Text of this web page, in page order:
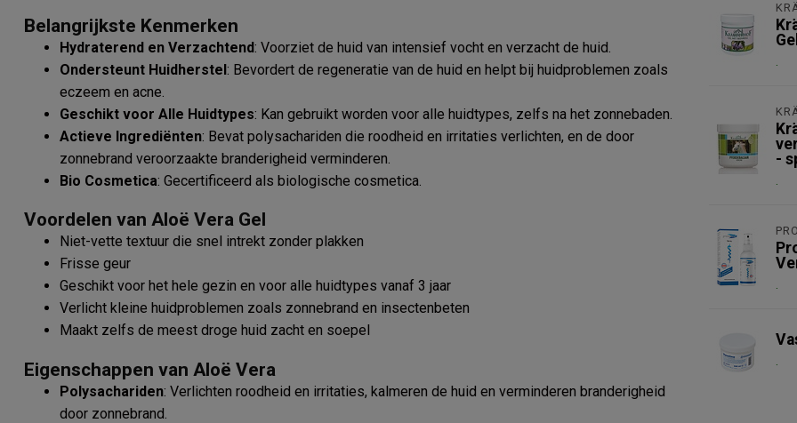
Belangrijkste Kenmerken
Hydraterend en Verzachtend: Voorziet de huid van intensief vocht en verzacht de huid.
Ondersteunt Huidherstel : Bevordert de regeneratie van de huid en helpt bij huidproblemen zoals
eczeem en acne.
Geschikt voor Alle Huidtypes: Kan gebruikt worden voor alle huidtypes, zelfs na het zonnebaden.
Actieve Ingrediënten: Bevat polysachariden die roodheid en irritaties verlichten, en de door
zonnebrand veroorzaakte branderigheid verminderen.
Bio Cosmetica: Gecertificeerd als biologische cosmetica.
Voordelen van Aloë Vera Gel
Niet-vette textuur die snel intrekt zonder plakken
Frisse geur
Geschikt voor het hele gezin en voor alle huidtypes vanaf 3 jaar
Verlicht kleine huidproblemen zoals zonnebrand en insectenbeten
Maakt zelfs de meest droge huid zacht en soepel
Eigenschappen van Aloë Vera
Polysachariden: Verlichten roodheid en irritaties, kalmeren de huid en verminderen branderigheid
door zonnebrand.
.
-
.
.
.